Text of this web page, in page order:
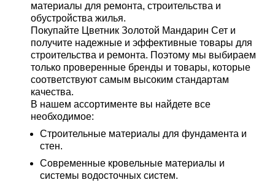
материалы для ремонта, строительства и
обустройства жилья.
Покупайте Цветник Золотой Мандарин Сет и
получите надежные и эффективные товары для
строительства и ремонта. Поэтому мы выбираем
только проверенные бренды и товары, которые
соответствуют самым высоким стандартам
качества.
В нашем ассортименте вы найдете все
необходимое:
Строительные материалы для фундамента и
стен.
Современные кровельные материалы и
системы водосточных систем.